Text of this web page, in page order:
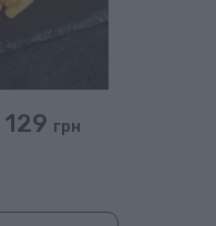
129 грн